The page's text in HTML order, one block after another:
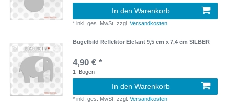
In den Warenkorb
*inkl. ges. MwSt. zzgl.Versandkosten
Bügelbild Reflektor Elefant 9,5 cm x 7,4 cm SILBER
4,90 € *
1 Bogen
In den Warenkorb
*inkl. ges. MwSt. zzgl.Versandkosten